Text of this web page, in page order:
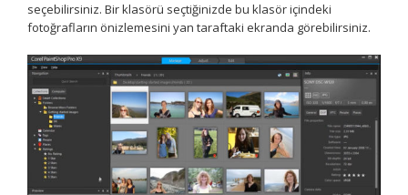
seçebilirsiniz. Bir klasörü seçtiğinizde bu klasör içindeki
fotoğrafların önizlemesini yan taraftaki ekranda görebilirsiniz.